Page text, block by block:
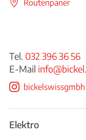
Routenpaner
Tel. 032 396 36 56
E-Mail
bickelswissgmbh
Elektro